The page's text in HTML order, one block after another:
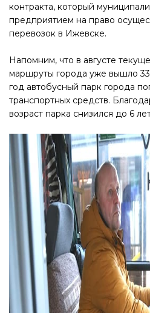
контракта, который
предприятием на право
перевозок в Ижевске.
Напомним, что в августе
маршруты города уже вышло
год автобусный парк города
транспортных средств.
возраст парка снизился до 6